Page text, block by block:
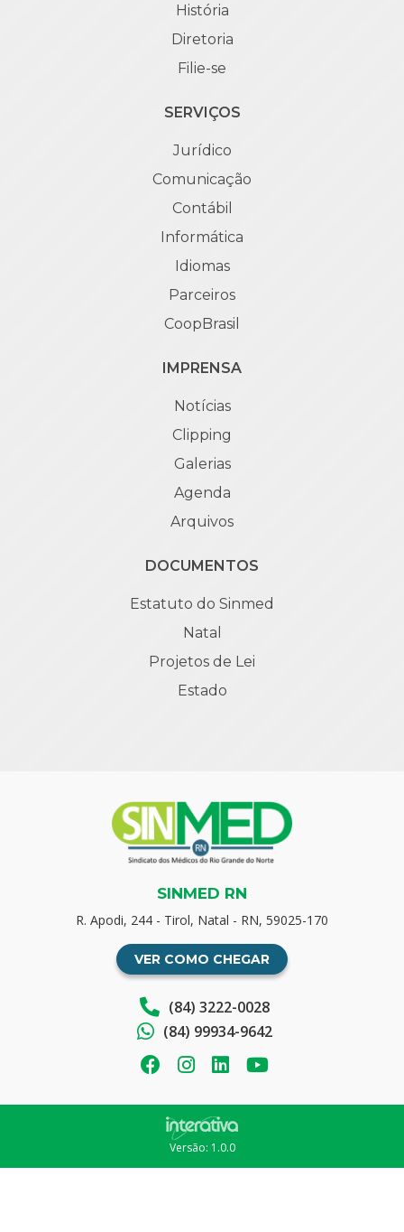
História
Diretoria
Filie-se
SERVIÇOS
Jurídico
Comunicação
Contábil
Informática
Idiomas
Parceiros
CoopBrasil
IMPRENSA
Notícias
Clipping
Galerias
Agenda
Arquivos
DOCUMENTOS
Estatuto do Sinmed
Natal
Projetos de Lei
Estado
SINMED RN
R. Apodi, 244 - Tirol, Natal - RN, 59025-170
VER COMO CHEGAR
(84) 3222-0028
(84) 99934-9642
Versão: 1.0.0